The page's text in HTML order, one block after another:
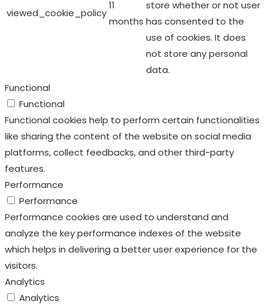
viewed_cookie_policy
11
months
store whether or not user
has consented to the
use of cookies. It does
not store any personal
data.
Functional
Functional
Functional cookies help to perform certain functionalities
like sharing the content of the website on social media
platforms, collect feedbacks, and other third-party
features.
Performance
Performance
Performance cookies are used to understand and
analyze the key performance indexes of the website
which helps in delivering a better user experience for the
visitors.
Analytics
Analytics